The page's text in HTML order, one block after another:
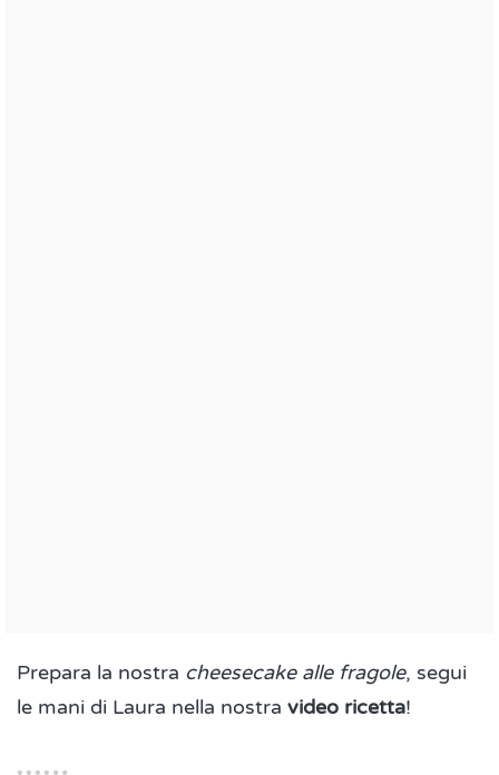
Prepara la nostra cheesecake alle fragole, segui
le mani di Laura nella nostra video ricetta!